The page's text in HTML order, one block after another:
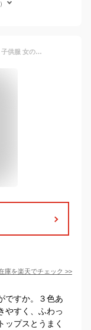
スカート チュールスカート ロングスカート 子供服 女の子 ふわふわ キッズ ジュニア カジュアル 春秋 普段着 夏 ピンク グレー クブラック 110 120 130 140 150 160
庫を楽天でチェック >>
ですか。３色あ
やすく、ふわっ
ップスとうまく